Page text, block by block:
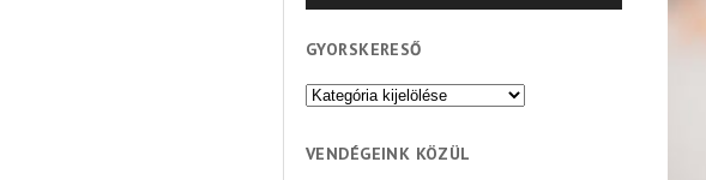
GYORSKERESŐ
Gyorskereső
VENDÉGEINK KÖZÜL